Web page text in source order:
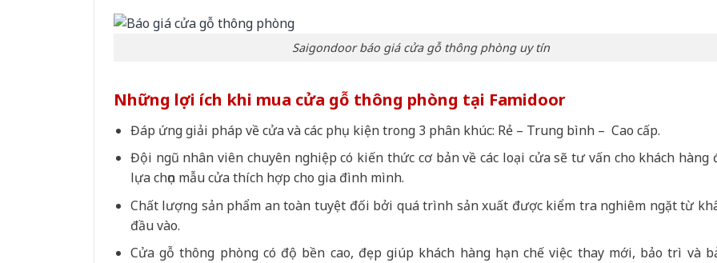
Saigondoor báo giá cửa gỗ thông phòng uy tín
Những lợi ích khi mua cửa gỗ thông phòng tại Famidoor
Đáp ứng giải pháp về cửa và các phụ kiện trong 3 phân khúc: Rẻ – Trung bình – Cao cấp.
Đội ngũ nhân viên chuyên nghiệp có kiến thức cơ bản về các loại cửa sẽ tư vấn cho khách hàng
lựa chọn mẫu cửa thích hợp cho gia đình mình.
Chất lượng sản phẩm an toàn tuyệt đối bởi quá trình sản xuất được kiểm tra nghiêm ngặt từ
đầu vào.
Cửa gỗ thông phòng có độ bền cao, đẹp giúp khách hàng hạn chế việc thay mới, bảo trì và